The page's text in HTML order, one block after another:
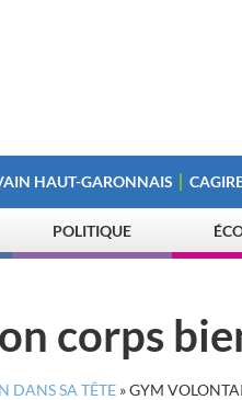
HAUT-GARONNAIS
POLITIQUE
corps
DANS SA TÊTE »GYM